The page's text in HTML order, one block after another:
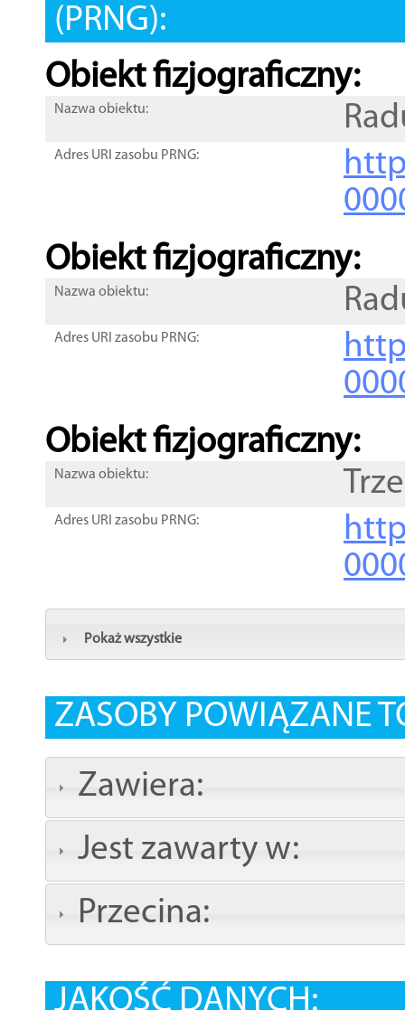
(PRNG):
Obiekt fizjograficzny:
Nazwa obiektu:
Adres URI zasobu PRNG:
Obiekt fizjograficzny:
Nazwa obiektu:
Adres URI zasobu PRNG:
Obiekt fizjograficzny:
Nazwa obiektu:
Adres URI zasobu PRNG:
Pokaż wszystkie
ZASOBY POWIĄZANE
Zawiera:
Jest zawarty w:
Przecina:
JAKOŚĆ DANYCH: